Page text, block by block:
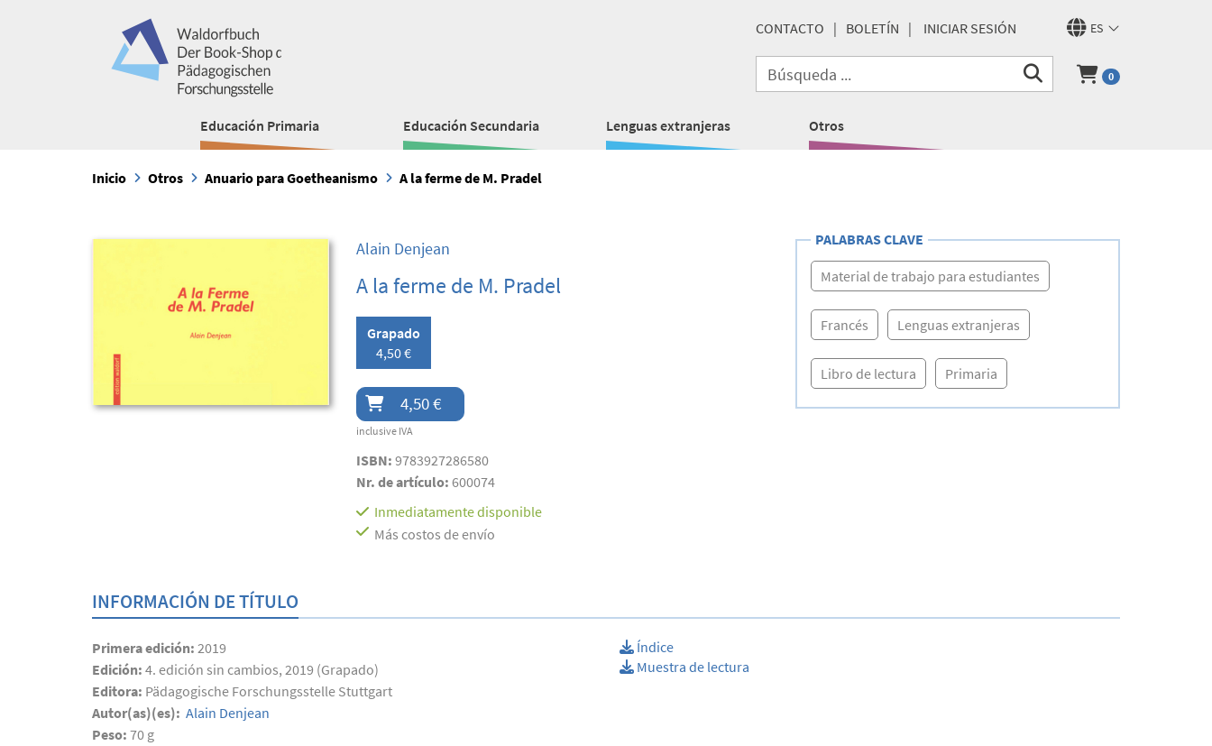
ES
CONTACTO BOLETÍN INICIAR SESIÓN
0
Educación Primaria Educación Secundaria Lenguas extranjeras Otros
Inicio Otros Anuario para Goetheanismo A la ferme de M. Pradel
Alain Denjean
A la ferme de M. Pradel
Grapado
4,50 €
4,50 €
inclusive IVA
ISBN: 9783927286580
Nr. de artículo: 600074
Inmediatamente disponible
Más costos de envío
PALABRAS CLAVE
Material de trabajo para estudiantes
Francés Lenguas extranjeras
Libro de lectura Primaria
INFORMACIÓN DE TÍTULO
Primera edición: 2019
Edición: 4. edición sin cambios, 2019 (Grapado)
Editora: Pädagogische Forschungsstelle Stuttgart
Autor(as)(es): Alain Denjean
Peso: 70 g
Índice
Muestra de lectura